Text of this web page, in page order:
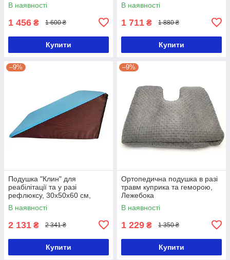
В наявності
1 456 ₴ 1 600 ₴
Купити
В наявності
1 711 ₴ 1 880 ₴
Купити
–9%
Подушка "Клин" для
реабілітації та у разі
рефлюксу, 30х50х60 см,
Лежебока
В наявності
2 131 ₴ 2 341 ₴
Купити
–9%
Ортопедична подушка в разі
травм куприка та геморою,
Лежебока
В наявності
1 229 ₴ 1 350 ₴
Купити